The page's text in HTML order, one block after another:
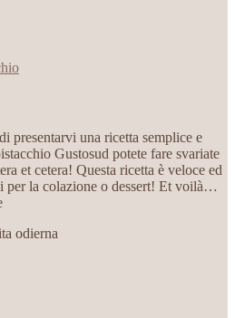
presentarvi una ricetta semplice e
Gustosud potete fare svariate
et cetera! Questa ricetta è veloce ed
per la colazione o dessert! Et voilà…
odierna